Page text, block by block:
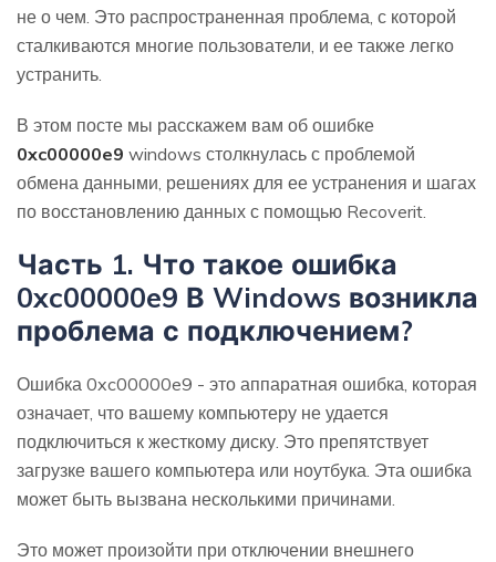
не о чем. Это распространенная проблема, с которой
сталкиваются многие пользователи, и ее также легко
устранить.
В этом посте мы расскажем вам об ошибке
0xc00000e9 windows столкнулась с проблемой
обмена данными, решениях для ее устранения и шагах
по восстановлению данных с помощью Recoverit.
Часть 1. Что такое ошибка
0xc00000e9 В Windows возникла
проблема с подключением?
Ошибка 0xc00000e9 - это аппаратная ошибка, которая
означает, что вашему компьютеру не удается
подключиться к жесткому диску. Это препятствует
загрузке вашего компьютера или ноутбука. Эта ошибка
может быть вызвана несколькими причинами.
Это может произойти при отключении внешнего